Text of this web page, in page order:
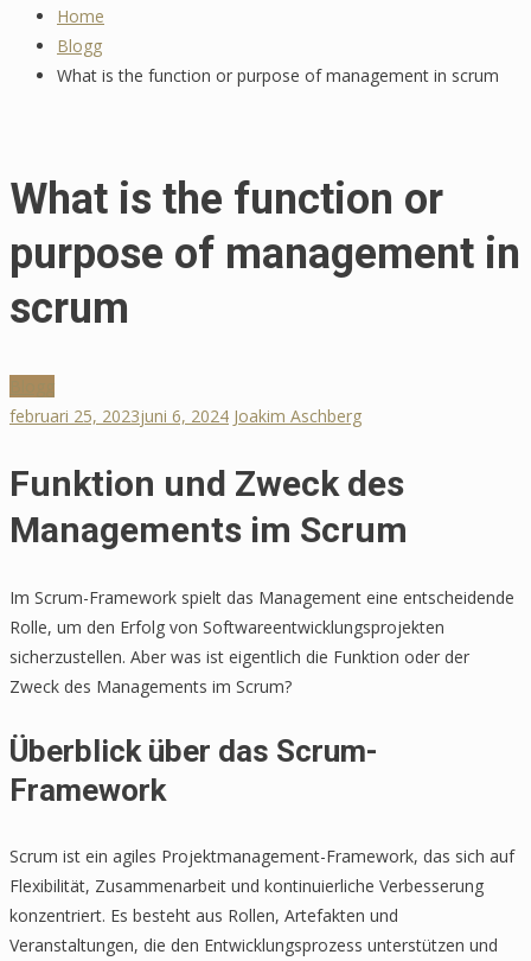
Tommy Myllymäki Grillad Högrev
🍖 Recepttips
Home
Blogg
What is the function or purpose of management in scrum
What is the function or
purpose of management in
scrum
februari 25, 2023juni 6, 2024 Joakim Aschberg
Funktion und Zweck des
Managements im Scrum
Im Scrum-Framework spielt das Management eine entscheidende
Rolle, um den Erfolg von Softwareentwicklungsprojekten
sicherzustellen. Aber was ist eigentlich die Funktion oder der
Zweck des Managements im Scrum?
Überblick über das Scrum-
Framework
Scrum ist ein agiles Projektmanagement-Framework, das sich auf
Flexibilität, Zusammenarbeit und kontinuierliche Verbesserung
konzentriert. Es besteht aus Rollen, Artefakten und
Veranstaltungen, die den Entwicklungsprozess unterstützen und